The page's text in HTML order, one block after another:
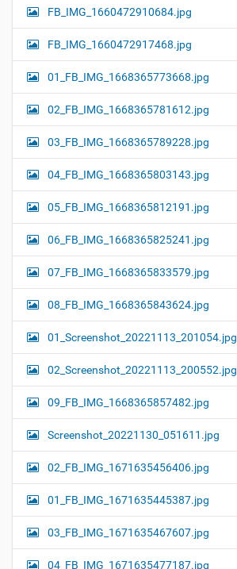
FB_IMG_1660472910684.jpg
FB_IMG_1660472917468.jpg
01_FB_IMG_1668365773668.jpg
02_FB_IMG_1668365781612.jpg
03_FB_IMG_1668365789228.jpg
04_FB_IMG_1668365803143.jpg
05_FB_IMG_1668365812191.jpg
06_FB_IMG_1668365825241.jpg
07_FB_IMG_1668365833579.jpg
08_FB_IMG_1668365843624.jpg
01_Screenshot_20221113_201054.jpg
02_Screenshot_20221113_200552.jpg
09_FB_IMG_1668365857482.jpg
Screenshot_20221130_051611.jpg
02_FB_IMG_1671635456406.jpg
01_FB_IMG_1671635445387.jpg
03_FB_IMG_1671635467607.jpg
04_FB_IMG_1671635477187.jpg